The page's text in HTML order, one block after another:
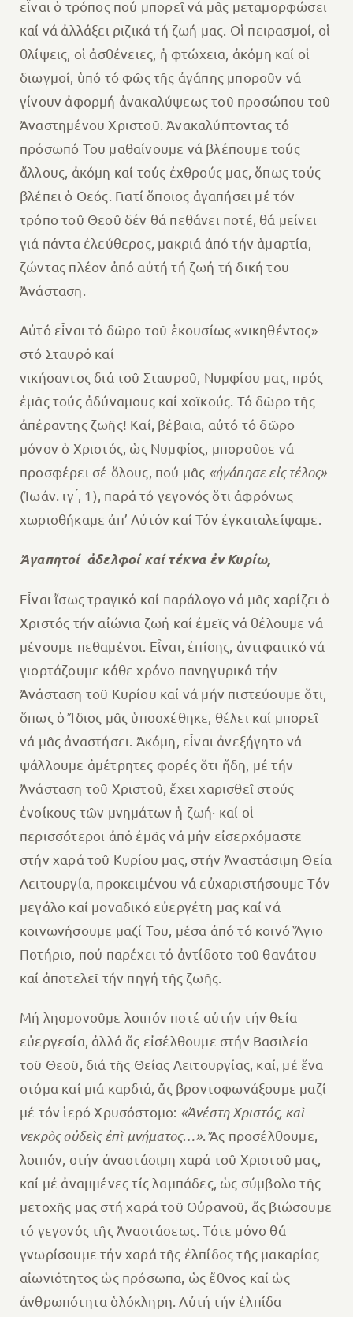
εἶναι ὁ τρόπος πού μπορεῖ νά μᾶς μεταμορφώσει
καί νά ἀλλάξει ριζικά τή ζωή μας. Οἱ πειρασμοί, οἱ
θλίψεις, οἱ ἀσθένειες, ἡ φτώχεια, ἀκόμη καί οἱ
διωγμοί, ὑπό τό φῶς τῆς ἀγάπης μποροῦν νά
γίνουν ἀφορμή ἀνακαλύψεως τοῦ προσώπου τοῦ
Ἀναστημένου Χριστοῦ. Ἀνακαλύπτοντας τό
πρόσωπό Του μαθαίνουμε νά βλέπουμε τούς
ἄλλους, ἀκόμη καί τούς ἐχθρούς μας, ὅπως τούς
βλέπει ὁ Θεός. Γιατί ὅποιος ἀγαπήσει μέ τόν
τρόπο τοῦ Θεοῦ δέν θά πεθάνει ποτέ, θά μείνει
γιά πάντα ἐλεύθερος, μακριά ἀπό τήν ἁμαρτία,
ζώντας πλέον ἀπό αὐτή τή ζωή τή δική του
Ἀνάσταση.
Αὐτό εἶναι τό δῶρο τοῦ ἑκουσίως «νικηθέντος»
στό Σταυρό καί
νικήσαντος διά τοῦ Σταυροῦ, Νυμφίου μας, πρός
ἐμᾶς τούς ἀδύναμους καί χοϊκούς. Τό δῶρο τῆς
ἀπέραντης ζωῆς! Καί, βέβαια, αὐτό τό δῶρο
μόνον ὁ Χριστός, ὡς Νυμφίος, μποροῦσε νά
προσφέρει σέ ὅλους, πού μᾶς «ἠγάπησε εἰς τέλος»
(Ἰωάν. ιγ ́, 1), παρά τό γεγονός ὅτι ἀφρόνως
χωρισθήκαμε ἀπ’ Αὐτόν καί Τόν ἐγκαταλείψαμε.
Ἀγαπητοί ἀδελφοί καί τέκνα ἐν Κυρίω,
Εἶναι ἴσως τραγικό καί παράλογο νά μᾶς χαρίζει ὁ
Χριστός τήν αἰώνια ζωή καί ἐμεῖς νά θέλουμε νά
μένουμε πεθαμένοι. Εἶναι, ἐπίσης, ἀντιφατικό νά
γιορτάζουμε κάθε χρόνο πανηγυρικά τήν
Ἀνάσταση τοῦ Κυρίου καί νά μήν πιστεύουμε ὅτι,
ὅπως ὁ Ἴδιος μᾶς ὑποσχέθηκε, θέλει καί μπορεῖ
νά μᾶς ἀναστήσει. Ἀκόμη, εἶναι ἀνεξήγητο νά
ψάλλουμε ἀμέτρητες φορές ὅτι ἤδη, μέ τήν
Ἀνάσταση τοῦ Χριστοῦ, ἔχει χαρισθεῖ στούς
ἐνοίκους τῶν μνημάτων ἡ ζωή· καί οἱ
περισσότεροι ἀπό ἐμᾶς νά μήν εἰσερχόμαστε
στήν χαρά τοῦ Κυρίου μας, στήν Ἀναστάσιμη Θεία
Λειτουργία, προκειμένου νά εὐχαριστήσουμε Τόν
μεγάλο καί μοναδικό εὐεργέτη μας καί νά
κοινωνήσουμε μαζί Του, μέσα ἀπό τό κοινό Ἅγιο
Ποτήριο, πού παρέχει τό ἀντίδοτο τοῦ θανάτου
καί ἀποτελεῖ τήν πηγή τῆς ζωῆς.
Μή λησμονοῦμε λοιπόν ποτέ αὐτήν τήν θεία
εὐεργεσία, ἀλλά ἄς εἰσέλθουμε στήν Βασιλεία
τοῦ Θεοῦ, διά τῆς Θείας Λειτουργίας, καί, μέ ἕνα
στόμα καί μιά καρδιά, ἄς βροντοφωνάξουμε μαζί
μέ τόν ἱερό Χρυσόστομο: «Ἀνέστη Χριστός, καὶ
νεκρὸς οὐδεὶς ἐπὶ μνήματος…». Ἄς προσέλθουμε,
λοιπόν, στήν ἀναστάσιμη χαρά τοῦ Χριστοῦ μας,
καί μέ ἀναμμένες τίς λαμπάδες, ὡς σύμβολο τῆς
μετοχῆς μας στή χαρά τοῦ Οὐρανοῦ, ἄς βιώσουμε
τό γεγονός τῆς Ἀναστάσεως. Τότε μόνο θά
γνωρίσουμε τήν χαρά τῆς ἐλπίδος τῆς μακαρίας
αἰωνιότητος ὡς πρόσωπα, ὡς ἔθνος καί ὡς
ἀνθρωπότητα ὁλόκληρη. Αὐτή τήν ἐλπίδα